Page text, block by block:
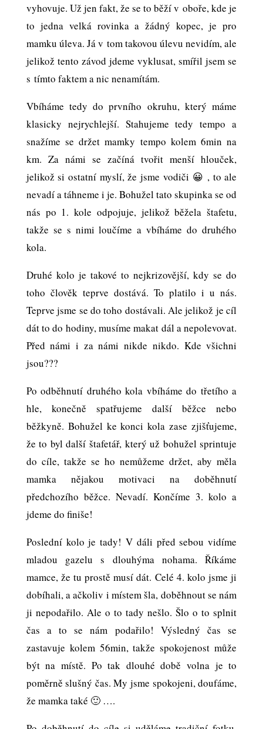
vyhovuje. Už jen fakt, že se to běží v oboře, kde je
to jedna velká rovinka a žádný kopec, je pro
mamku úleva. Já v tom takovou úlevu nevidím, ale
jelikož tento závod jdeme vyklusat, smířil jsem se
s tímto faktem a nic nenamítám.
Vbíháme tedy do prvního okruhu, který máme
klasicky nejrychlejší. Stahujeme tedy tempo a
snažíme se držet mamky tempo kolem 6min na
km. Za námi se začíná tvořit menší hlouček,
jelikož si ostatní myslí, že jsme vodiči 😀 , to ale
nevadí a táhneme i je. Bohužel tato skupinka se od
nás po 1. kole odpojuje, jelikož běžela štafetu,
takže se s nimi loučíme a vbíháme do druhého
kola.
Druhé kolo je takové to nejkrizovější, kdy se do
toho člověk teprve dostává. To platilo i u nás.
Teprve jsme se do toho dostávali. Ale jelikož je cíl
dát to do hodiny, musíme makat dál a nepolevovat.
Před námi i za námi nikde nikdo. Kde všichni
jsou???
Po odběhnutí druhého kola vbíháme do třetího a
hle, konečně spatřujeme další běžce nebo
běžkyně. Bohužel ke konci kola zase zjišťujeme,
že to byl další štafetář, který už bohužel sprintuje
do cíle, takže se ho nemůžeme držet, aby měla
mamka nějakou motivaci na doběhnutí
předchozího běžce. Nevadí. Končíme 3. kolo a
jdeme do finiše!
Poslední kolo je tady! V dáli před sebou vidíme
mladou gazelu s dlouhýma nohama. Říkáme
mamce, že tu prostě musí dát. Celé 4. kolo jsme ji
dobíhali, a ačkoliv i místem šla, doběhnout se nám
ji nepodařilo. Ale o to tady nešlo. Šlo o to splnit
čas a to se nám podařilo! Výsledný čas se
zastavuje kolem 56min, takže spokojenost může
být na místě. Po tak dlouhé době volna je to
poměrně slušný čas. My jsme spokojeni, doufáme,
že mamka také 🙂 ….